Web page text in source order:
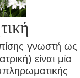
γνωστή ως
είναι μία